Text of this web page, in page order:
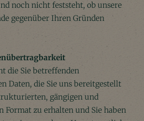
noch nicht feststeht, ob unsere
gegenüber Ihren Gründen
die Sie betreffenden
Daten, die Sie uns bereitgestellt
gängigen und
Format zu erhalten und Sie haben